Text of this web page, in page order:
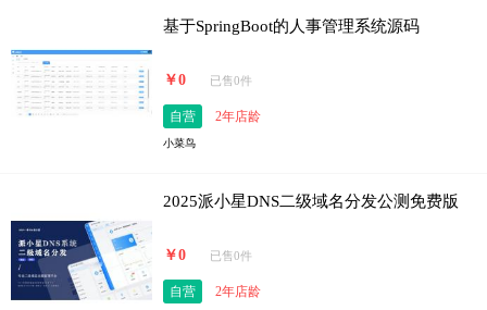
基于SpringBoot的人事管理系统源码
￥0 已售0件
自营 2年店龄
小菜鸟
2025派小星DNS二级域名分发公测免费版
￥0 已售0件
自营 2年店龄